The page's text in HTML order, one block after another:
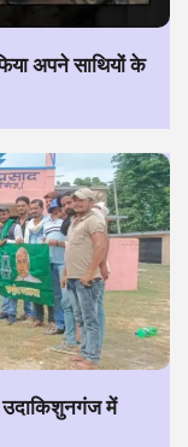
अपने साथियों के
उदाकिशुनगंज में